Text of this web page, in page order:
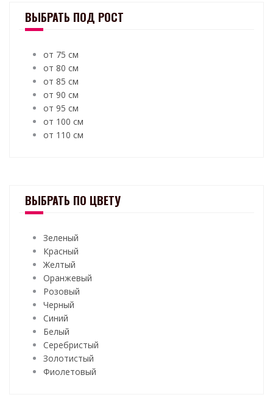
ВЫБРАТЬ ПОД РОСТ
от 75 см
от 80 см
от 85 см
от 90 см
от 95 см
от 100 см
от 110 см
ВЫБРАТЬ ПО ЦВЕТУ
Зеленый
Красный
Желтый
Оранжевый
Розовый
Черный
Синий
Белый
Серебристый
Золотистый
Фиолетовый